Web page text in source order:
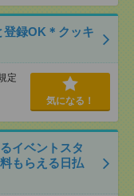
録OK＊クッキ
定
気になる！
イベントスタ
もらえる日払